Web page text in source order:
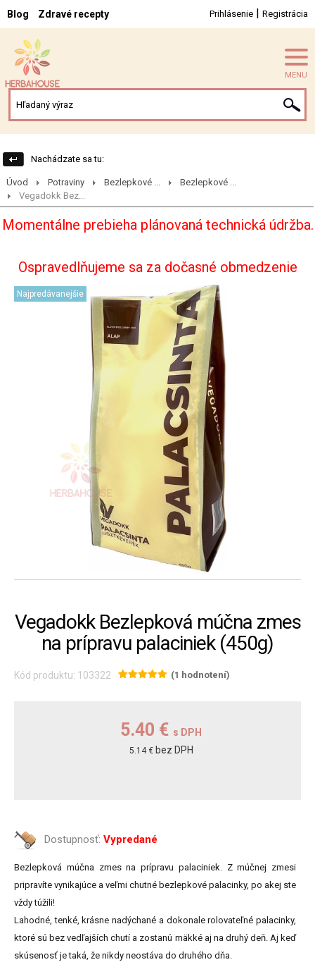
Blog Zdravé recepty Prihlásenie | Registrácia
MENU
Nachádzate sa tu:
Úvod Potraviny Bezlepkové ...
Bezlepkové ...
Vegadokk Bez...
Momentálne prebieha plánovaná technická údržba.
Ospravedlňujeme sa za dočasné obmedzenie
Najpredávanejšie
Vegadokk Bezlepková múčna zmes
na prípravu palaciniek (450g)
Kód produktu: 103322 (1 hodnotení)
5.40 € s DPH
5.14 € bez DPH
Dostupnosť: Vypredané
Bezlepková múčna zmes na prípravu palaciniek. Z múčnej zmesi
pripravíte vynikajúce a veľmi chutné bezlepkové palacinky, po akej ste
vždy túžili!
Lahodné, tenké, krásne nadýchané a dokonale rolovateľné palacinky,
ktoré sú bez vedľajších chutí a zostanú mäkké aj na druhý deň. Aj keď
skúsenosť je taká, že nikdy neostáva do druhého dňa.